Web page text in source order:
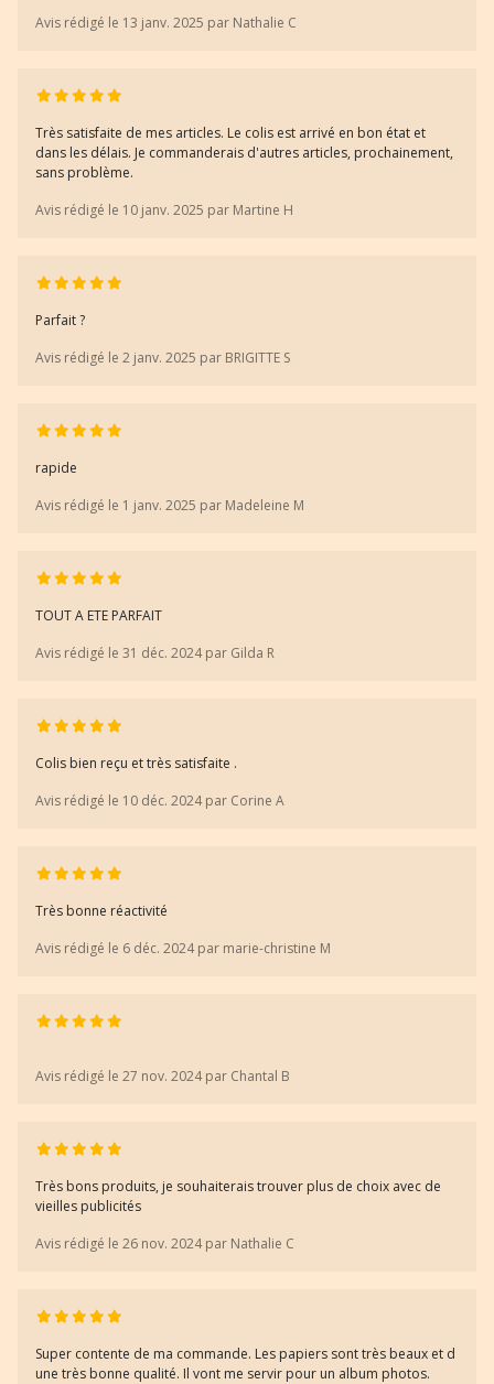
Avis rédigé le 13 janv. 2025 par Nathalie C
Très satisfaite de mes articles. Le colis est arrivé en bon état et
dans les délais. Je commanderais d'autres articles, prochainement,
sans problème.
Avis rédigé le 10 janv. 2025 par Martine H
Parfait ?
Avis rédigé le 2 janv. 2025 par BRIGITTE S
rapide
Avis rédigé le 1 janv. 2025 par Madeleine M
TOUT A ETE PARFAIT
Avis rédigé le 31 déc. 2024 par Gilda R
Colis bien reçu et très satisfaite .
Avis rédigé le 10 déc. 2024 par Corine A
Très bonne réactivité
Avis rédigé le 6 déc. 2024 par marie-christine M
Avis rédigé le 27 nov. 2024 par Chantal B
Très bons produits, je souhaiterais trouver plus de choix avec de
vieilles publicités
Avis rédigé le 26 nov. 2024 par Nathalie C
Super contente de ma commande. Les papiers sont très beaux et d
une très bonne qualité. Il vont me servir pour un album photos.